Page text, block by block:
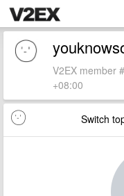
V2EX member
+08:00
Switch